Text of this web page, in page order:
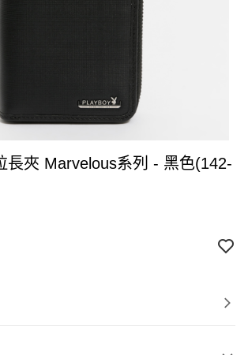
長夾 Marvelous系列 - 黑色(142-